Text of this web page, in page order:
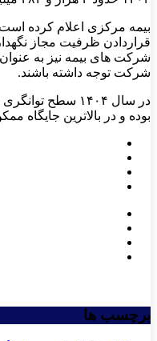
بیمه مرکزی اعلام کرده است
قراردادن ظرفیت مجاز
شرکت های بیمه نیز به
شرکت توجه داشته باشند.
در سال ۱۴۰۴ سطح
بوده و در بالاترین جایگاه
برچسب ها